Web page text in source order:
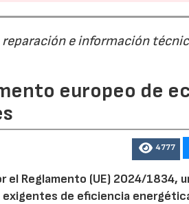
e información
europeo de
4777
el Reglamento (UE) 2024/1834,
de eficiencia